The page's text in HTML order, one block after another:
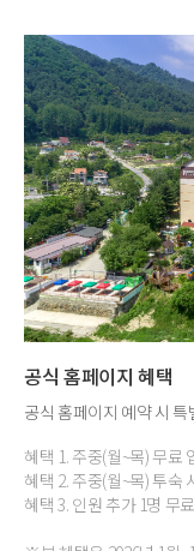
공식 홈페이지 혜택
공식 홈페이지 예약 시
혜택 1. 주중(월~목) 무료
혜택 2. 주중(월~목) 투숙
혜택 3. 인원 추가 1명 무